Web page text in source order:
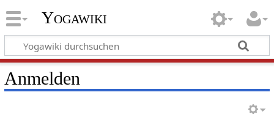
Yogawiki
Anmelden